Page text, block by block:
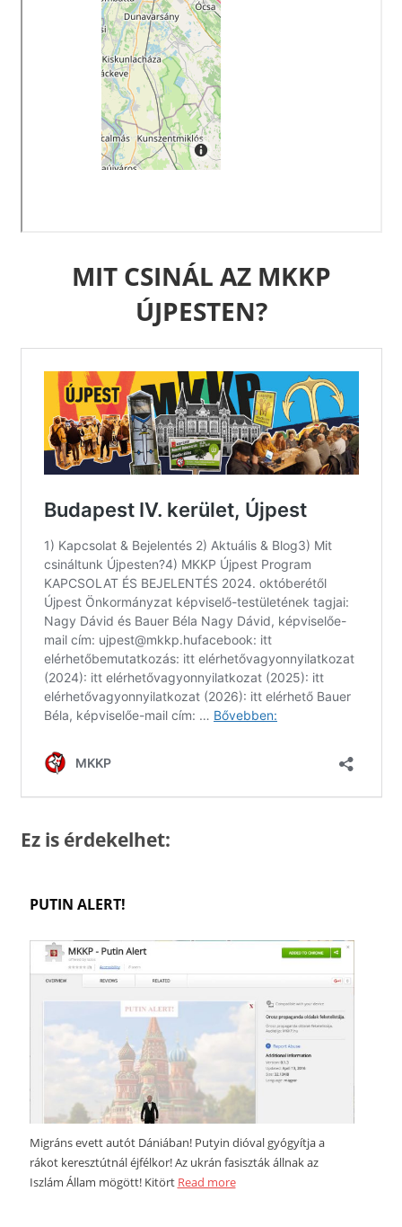
MIT CSINÁL AZ MKKP
ÚJPESTEN?
Ez is érdekelhet:
PUTIN ALERT!
Migráns evett autót Dániában! Putyin dióval gyógyítja a
rákot keresztútnál éjfélkor! Az ukrán fasiszták állnak az
Iszlám Állam mögött! Kitört Read more